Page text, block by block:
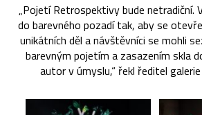
„Pojetí Retrospektivy bude netradiční.
do barevného pozadí tak, aby se
unikátních děl a návštěvníci se mohli
barevným pojetím a zasazením skla
autor v úmyslu,“ řekl ředitel